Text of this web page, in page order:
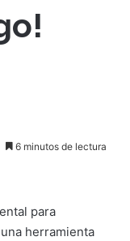
6 minutos de lectura
para
herramienta